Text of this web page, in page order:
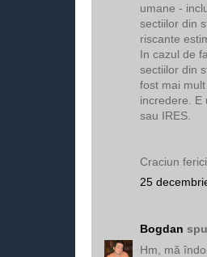
umane -
sectiilor din
riscante
In cazul de
sectiilor din
fost mai
incredere. E
sau IRES.
Craciun
25
Bogdan
Hm, mă